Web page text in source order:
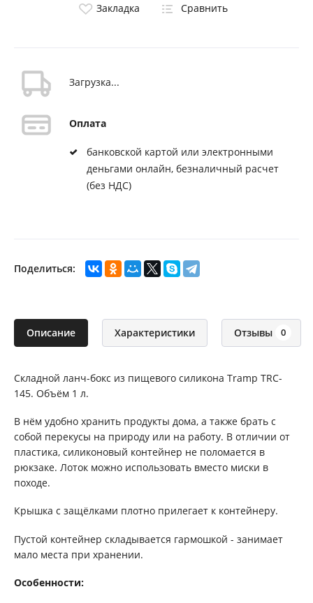
Закладка Сравнить
Загрузка...
Оплата
банковской картой или электронными
деньгами онлайн, безналичный расчет
(без НДС)
Поделиться:
Описание Характеристики Отзывы 0
Складной ланч-бокс из пищевого силикона Tramp TRC-
145. Объём 1 л.
В нём удобно хранить продукты дома, а также брать с
собой перекусы на природу или на работу. В отличии от
пластика, силиконовый контейнер не поломается в
рюкзаке. Лоток можно использовать вместо миски в
походе.
Крышка с защёлками плотно прилегает к контейнеру.
Пустой контейнер складывается гармошкой - занимает
мало места при хранении.
Особенности: